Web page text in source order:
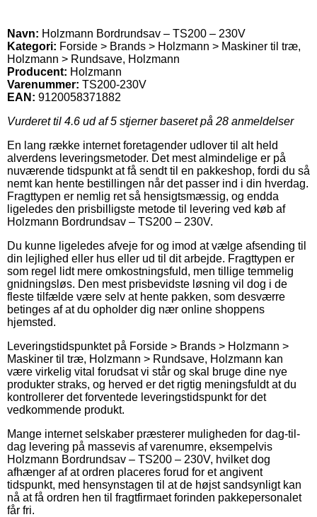
Navn: Holzmann Bordrundsav – TS200 – 230V
Kategori: Forside > Brands > Holzmann > Maskiner til træ,
Holzmann > Rundsave, Holzmann
Producent: Holzmann
Varenummer: TS200-230V
EAN: 9120058371882
Vurderet til 4.6 ud af 5 stjerner baseret på 28 anmeldelser
En lang række internet foretagender udlover til alt held
alverdens leveringsmetoder. Det mest almindelige er på
nuværende tidspunkt at få sendt til en pakkeshop, fordi du så
nemt kan hente bestillingen når det passer ind i din hverdag.
Fragttypen er nemlig ret så hensigtsmæssig, og endda
ligeledes den prisbilligste metode til levering ved køb af
Holzmann Bordrundsav – TS200 – 230V.
Du kunne ligeledes afveje for og imod at vælge afsending til
din lejlighed eller hus eller ud til dit arbejde. Fragttypen er
som regel lidt mere omkostningsfuld, men tillige temmelig
gnidningsløs. Den mest prisbevidste løsning vil dog i de
fleste tilfælde være selv at hente pakken, som desværre
betinges af at du opholder dig nær online shoppens
hjemsted.
Leveringstidspunktet på Forside > Brands > Holzmann >
Maskiner til træ, Holzmann > Rundsave, Holzmann kan
være virkelig vital forudsat vi står og skal bruge dine nye
produkter straks, og herved er det rigtig meningsfuldt at du
kontrollerer det forventede leveringstidspunkt for det
vedkommende produkt.
Mange internet selskaber præsterer muligheden for dag-til-
dag levering på massevis af varenumre, eksempelvis
Holzmann Bordrundsav – TS200 – 230V, hvilket dog
afhænger af at ordren placeres forud for et angivent
tidspunkt, med hensynstagen til at de højst sandsynligt kan
nå at få ordren hen til fragtfirmaet forinden pakkepersonalet
får fri.